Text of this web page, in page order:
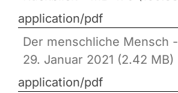
application/pdf
Der menschliche Mensch
29. Januar 2021 (2.42 MB)
application/pdf